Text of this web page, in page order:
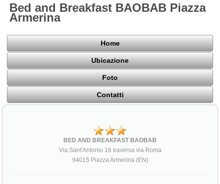
Bed and Breakfast BAOBAB Piazza
Armerina
Home
Ubicazione
Foto
Contatti
BED AND BREAKFAST BAOBAB
Via Sant'Antonio 16 traversa via Roma
94015 Piazza Armerina (EN)